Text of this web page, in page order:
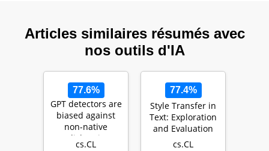
Articles similaires résumés avec
nos outils d'IA
77.6%
GPT detectors are
biased against
non-native
English writers
cs.CL
77.4%
Style Transfer in
Text: Exploration
and Evaluation
cs.CL